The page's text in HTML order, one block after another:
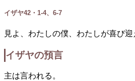
イザヤ42・1-4、6-7
見よ、わたしの僕、わたしが喜び迎
イザヤの預言
主は言われる。